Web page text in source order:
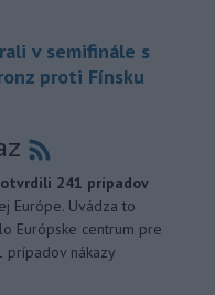
v semifinále s
proti Fínsku
241 prípadov
Európe. Uvádza to
Európske centrum pre
prípadov nákazy